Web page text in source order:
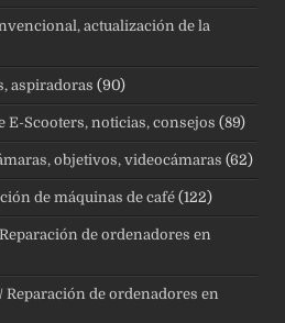
actualización de la
aspiradoras (90)
E-Scooters, noticias, consejos (89)
objetivos, videocámaras (62)
de máquinas de café (122)
de ordenadores en
Reparación de ordenadores en